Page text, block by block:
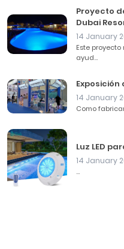
Proyecto
Dubai
14 January
Este
ayud...
14 January
Como
Luz LED
14 January
...